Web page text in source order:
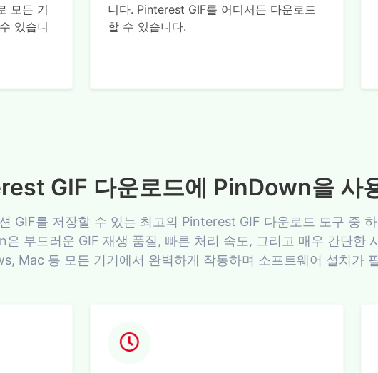
모든 기
있습니
니다. Pinterest GIF를 어디서든 다운로드
할 수 있습니다.
GIF 다운로드에 PinDown을 사
GIF를 저장할 수 있는 최고의 Pinterest GIF 다운로드 도구 중
부드러운 GIF 재생 품질, 빠른 처리 속도, 그리고 매우 간단한
Mac 등 모든 기기에서 완벽하게 작동하며 소프트웨어 설치가